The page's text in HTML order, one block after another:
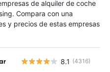
de alquiler de coche
Compara con una
y precios de estas empresas
8.1 (4316)